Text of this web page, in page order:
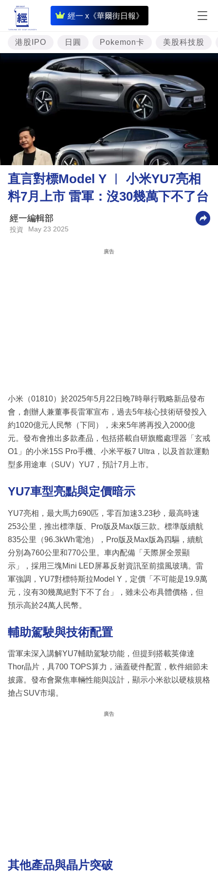
經一 x《華爾街日報》
即
時
財
經
專
題
投
市
理
財
商
科
港股IPO 日圓 Pokemon卡 美股科技股
直言對標Model Y ︳ 小米YU7亮相
料7月上市 雷軍：沒30幾萬下不了台
經一編輯部
投資 May 23 2025
廣告
小米（01810）於2025年5月22日晚7時舉行戰略新品發布
會，創辦人兼董事長雷軍宣布，過去5年核心技術研發投入
約1020億元人民幣（下同），未來5年將再投入2000億
元。發布會推出多款產品，包括搭載自研旗艦處理器「玄戒
O1」的小米15S Pro手機、小米平板7 Ultra，以及首款運動
型多用途車（SUV）YU7，預計7月上市。
YU7車型亮點與定價暗示
YU7亮相，最大馬力690匹，零百加速3.23秒，最高時速
253公里，推出標準版、Pro版及Max版三款。標準版續航
835公里（96.3kWh電池），Pro版及Max版為四驅，續航
分別為760公里和770公里。車內配備「天際屏全景顯
示」，採用三塊Mini LED屏幕反射資訊至前擋風玻璃。雷
軍強調，YU7對標特斯拉Model Y，定價「不可能是19.9萬
元，沒有30幾萬絕對下不了台」，雖未公布具體價格，但
預示高於24萬人民幣。
輔助駕駛與技術配置
雷軍未深入講解YU7輔助駕駛功能，但提到搭載英偉達
Thor晶片，具700 TOPS算力，涵蓋硬件配置，軟件細節未
披露。發布會聚焦車輛性能與設計，顯示小米欲以硬核規格
搶占SUV市場。
廣告
其他產品與晶片突破